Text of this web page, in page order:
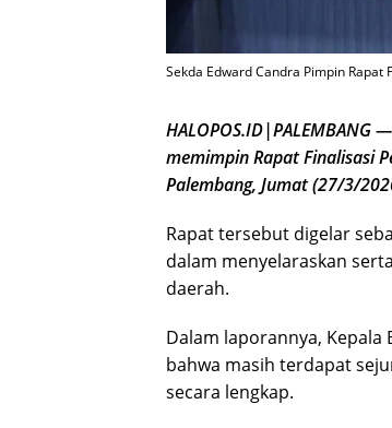
Sekda Edward Candra Pimpin
HALOPOS.ID|PALEMBANG
memimpin Rapat Finalisasi
Palembang, Jumat (27/3/
Rapat tersebut digelar
dalam menyelaraskan
daerah.
Dalam laporannya, Kepala
bahwa masih terdapat
secara lengkap.